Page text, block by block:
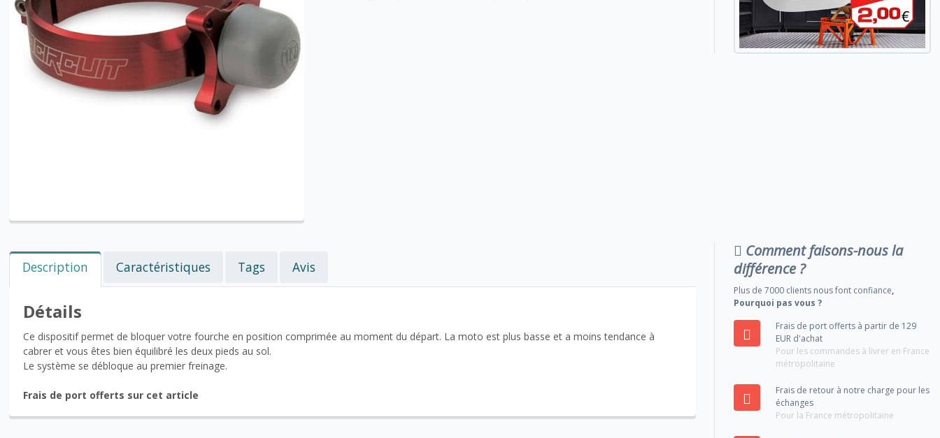
Description Caractéristiques Tags Avis
Détails
Ce dispositif permet de bloquer votre fourche en position comprimée au moment du départ. La moto est plus basse et a moins tendance à
cabrer et vous êtes bien équilibré les deux pieds au sol.
Le système se débloque au premier freinage.
Frais de port offerts sur cet article
Comment faisons-nous la
différence ?
Plus de 7000 clients nous font confiance,
Pourquoi pas vous ?
Frais de port offerts à partir de 129
EUR d'achat
Pour les commandes à livrer en France
métropolitaine
Frais de retour à notre charge pour les
échanges
Pour la France métropolitaine